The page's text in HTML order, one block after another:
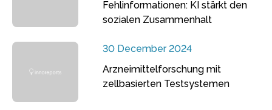
Fehlinformationen: KI stärkt den
sozialen Zusammenhalt
30 December 2024
Arzneimittelforschung mit
zellbasierten Testsystemen